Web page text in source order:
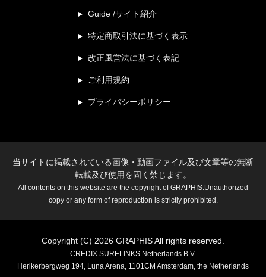
Guide /サイト紹介
特定商取引法に基づく表示
改正風営法に基づく表記
ご利用規約
プライバシーポリシー
当サイトに掲載されている画像・動画ファイル及び文章等の無断
転載及び使用を固く禁じます。
All contents on this website are the copyright of GRAPHIS.Unauthorized
copy or any form of reproduction is strictly prohibited.
Copyright (C) 2026 GRAPHIS All rights reserved.
CREDIX SURELINKS Netherlands B.V.
Herikerbergweg 194, Luna Arena, 1101CM Amsterdam, the Netherlands